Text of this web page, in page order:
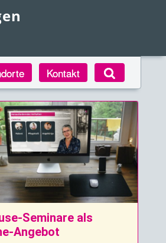
Kontakt
Seminare als
Angebot